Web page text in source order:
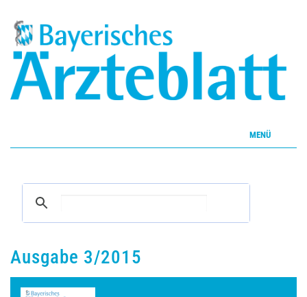
MENÜ
Inhalte
Ausgabe 3/2015